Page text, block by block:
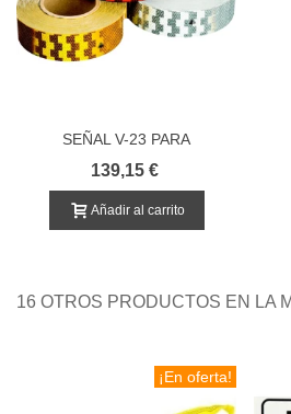
SEÑAL V-23 PARA
TRANSPORTE Y CAMIONES
HOMOLOGADA
139,15 €
Añadir al carrito
16 OTROS PRODUCTOS EN LA
¡En oferta!